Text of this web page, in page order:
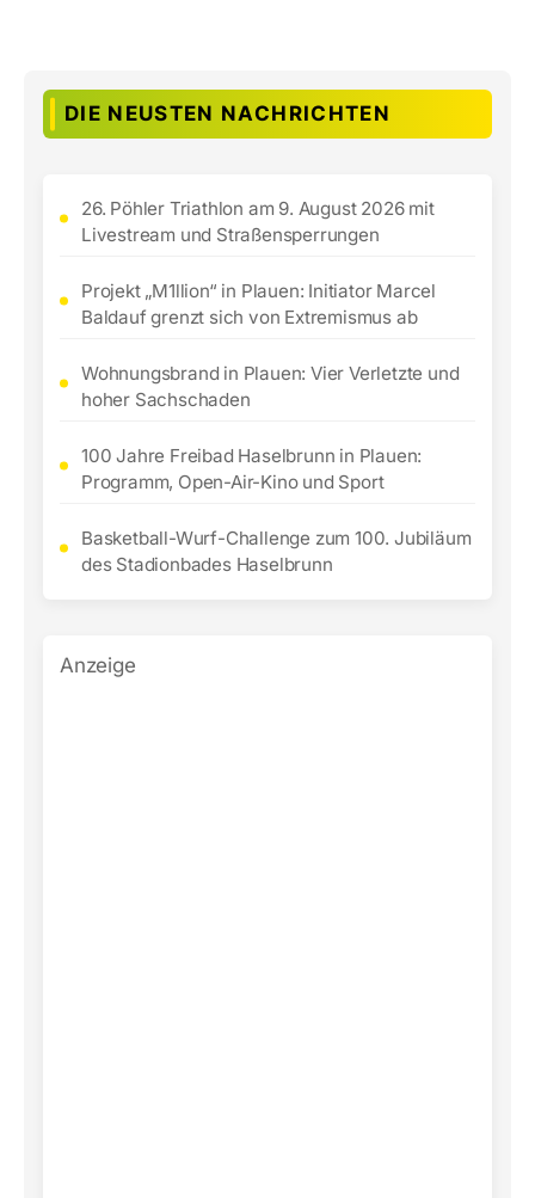
DIE NEUSTEN NACHRICHTEN
26. Pöhler Triathlon am 9. August 2026 mit
Livestream und Straßensperrungen
Projekt „M1llion“ in Plauen: Initiator Marcel
Baldauf grenzt sich von Extremismus ab
Wohnungsbrand in Plauen: Vier Verletzte und
hoher Sachschaden
100 Jahre Freibad Haselbrunn in Plauen:
Programm, Open-Air-Kino und Sport
Basketball-Wurf-Challenge zum 100. Jubiläum
des Stadionbades Haselbrunn
Anzeige